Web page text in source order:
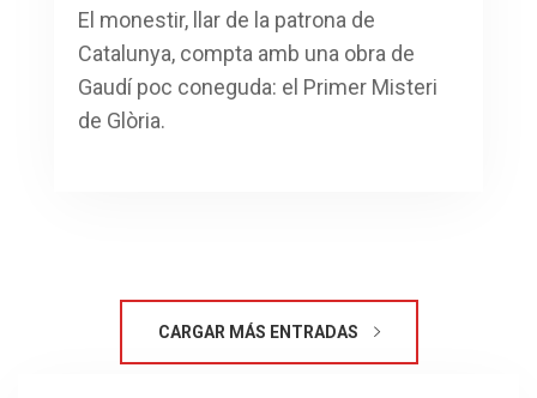
El monestir, llar de la patrona de
Catalunya, compta amb una obra de
Gaudí poc coneguda: el Primer Misteri
de Glòria.
CARGAR MÁS ENTRADAS